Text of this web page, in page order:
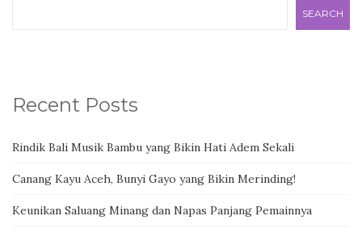
SEARCH
Recent Posts
Rindik Bali Musik Bambu yang Bikin Hati Adem Sekali
Canang Kayu Aceh, Bunyi Gayo yang Bikin Merinding!
Keunikan Saluang Minang dan Napas Panjang Pemainnya